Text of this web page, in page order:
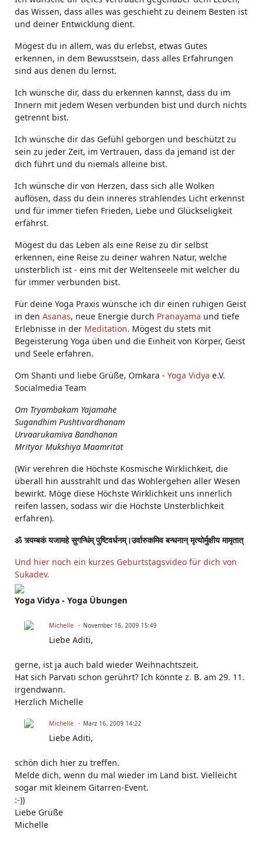
das Wissen, dass alles was geschieht zu deinem Besten ist
und deiner Entwicklung dient.
Mögest du in allem, was du erlebst, etwas Gutes
erkennen, in dem Bewusstsein, dass alles Erfahrungen
sind aus denen du lernst.
Ich wünsche dir, dass du erkennen kannst, dass du im
Innern mit jedem Wesen verbunden bist und durch nichts
getrennt bist.
Ich wünsche dir das Gefühl geborgen und beschützt zu
sein zu jeder Zeit, im Vertrauen, dass da jemand ist der
dich führt und du niemals alleine bist.
Ich wünsche dir von Herzen, dass sich alle Wolken
auflösen, dass du dein inneres strahlendes Licht erkennst
und für immer tiefen Frieden, Liebe und Glückseligkeit
erfährst.
Mögest du das Leben als eine Reise zu dir selbst
erkennen, eine Reise zu deiner wahren Natur, welche
unsterblich ist - eins mit der Weltenseele mit welcher du
für immer verbunden bist.
Für deine Yoga Praxis wünsche ich dir einen ruhigen Geist
in den Asanas, neue Energie durch Pranayama und tiefe
Erlebnisse in der Meditation. Mögest du stets mit
Begeisterung Yoga üben und die Einheit von Körper, Geist
und Seele erfahren.
Om Shanti und liebe Grüße, Omkara - Yoga Vidya e.V.
Socialmedia Team
Om Tryambakam Yajamahe
Sugandhim Pushtivardhanam
Urvaarukamiva Bandhanan
Mrityor Mukshiya Maamritat
(Wir verehren die Höchste Kosmische Wirklichkeit, die
überall hin ausstrahlt und das Wohlergehen aller Wesen
bewirkt. Möge diese Höchste Wirklichkeit uns innerlich
reifen lassen, sodass wir die Höchste Unsterblichkeit
erfahren).
ॐ त्र्यम्बकं यजामहे सुगन्धिंम् पुष्टिवर्धनम्।उर्वारुकमिव बन्धनान् मृत्योर्मुक्षीय मामृतात्
Und hier noch ein kurzes Geburtstagsvideo für dich von
Sukadev.
Yoga Vidya - Yoga Übungen
Michelle November 16, 2009 15:49
Liebe Aditi,
gerne, ist ja auch bald wieder Weihnachtszeit.
Hat sich Parvati schon gerührt? Ich könnte z. B. am 29. 11.
irgendwann.
Herzlich Michelle
Michelle März 16, 2009 14:22
Liebe Aditi,
schön dich hier zu treffen.
Melde dich, wenn du mal wieder im Land bist. Vielleicht
sogar mit kleinem Gitarren-Event.
:-))
Liebe Grüße
Michelle